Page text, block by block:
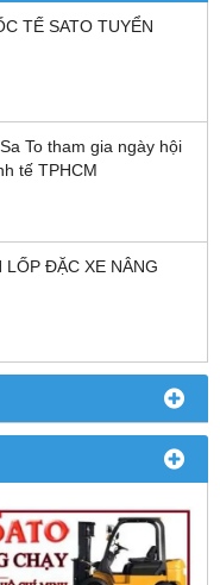
TẾ SATO TUYỂN
To tham gia ngày hội
tế TPHCM
LỐP ĐẶC XE NÂNG